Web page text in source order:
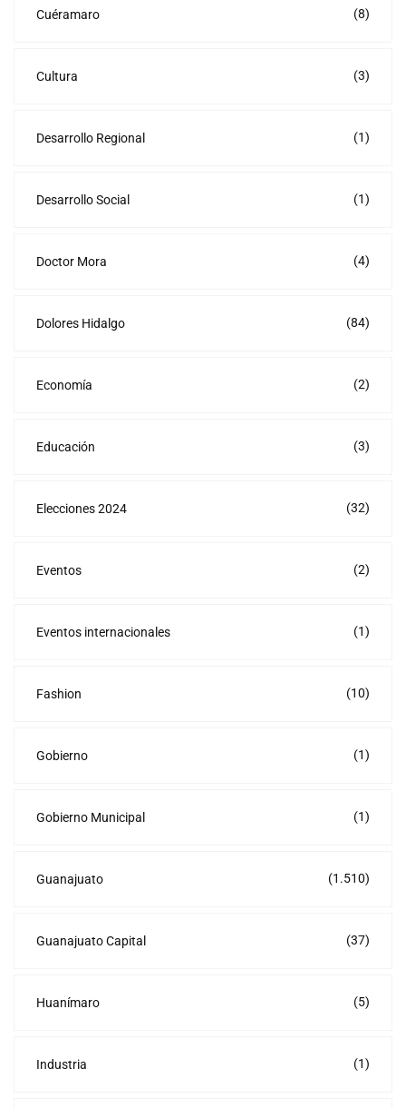
Cuéramaro (8)
Cultura (3)
Desarrollo Regional (1)
Desarrollo Social (1)
Doctor Mora (4)
Dolores Hidalgo (84)
Economía (2)
Educación (3)
Elecciones 2024 (32)
Eventos (2)
Eventos internacionales (1)
Fashion (10)
Gobierno (1)
Gobierno Municipal (1)
Guanajuato (1.510)
Guanajuato Capital (37)
Huanímaro (5)
Industria (1)